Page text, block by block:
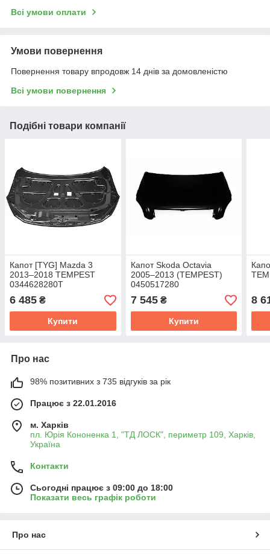
Всі умови оплати
Умови повернення
Повернення товару впродовж 14 днів за домовленістю
Всі умови повернення
Подібні товари компанії
Капот [TYG] Mazda 3
2013–2018 TEMPEST
0344628280T
6 485 ₴
Купити
Капот Skoda Octavia
2005–2013 (TEMPEST)
0450517280
7 545₴
Купити
8
Про нас
98% позитивних з 735 відгуків за рік
Працює з 22.01.2016
м. Харків
пл. Юрія Кононенка 1, "ТД ЛОСК", периметр 109, Харків,
Україна
Контакти
Сьогодні працює з 09:00 до 18:00
Показати весь графік роботи
Про нас